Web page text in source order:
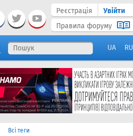
Реєстрація
Увійти
Правила форуму
UA RU
Всі теги